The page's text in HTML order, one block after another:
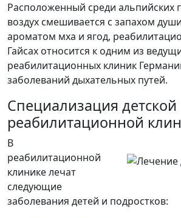
Расположенный среди альпийских
воздух смешивается с запахом
ароматом мха и ягод,
Гайсах относится к одним из
реабилитационных клиник
заболеваний дыхательных путей.
Специализация детской
реабилитационной
В
реабилитационной
клинике лечат
следующие
заболевания детей и подростков: